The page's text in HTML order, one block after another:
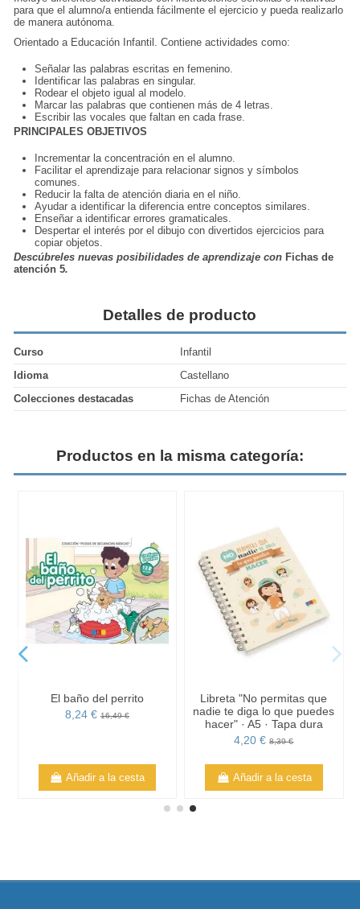
para que el alumno/a entienda fácilmente el ejercicio y pueda realizarlo
de manera autónoma.
Orientado a Educación Infantil. Contiene actividades como:
Señalar las palabras escritas en femenino.
Identificar las palabras en singular.
Rodear el objeto igual al modelo.
Marcar las palabras que contienen más de 4 letras.
Escribir las vocales que faltan en cada frase.
PRINCIPALES OBJETIVOS
Incrementar la concentración en el alumno.
Facilitar el aprendizaje para relacionar signos y símbolos
comunes.
Reducir la falta de atención diaria en el niño.
Ayudar a identificar la diferencia entre conceptos similares.
Enseñar a identificar errores gramaticales.
Despertar el interés por el dibujo con divertidos ejercicios para
copiar objetos.
Descúbreles nuevas posibilidades de aprendizaje con Fichas de
atención 5.
Detalles de producto
Curso
Infantil
Idioma
Castellano
Colecciones destacadas
Fichas de Atención
Productos en la misma categoría:
El baño del perrito
8,24 € 16,49 €
Añadir a la cesta
Libreta "No permitas que
nadie te diga lo que puedes
hacer" · A5 · Tapa dura
4,20 €8,39 €
Añadir a la cesta